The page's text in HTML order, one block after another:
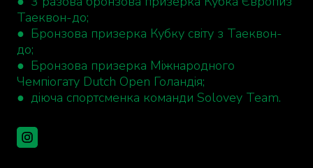
Таеквон-до;
● Бронзова призерка Кубку світу з Таеквон-
до;
● Бронзова призерка Міжнародного
Чемпіогату Dutch Open Голандія;
● діюча спортсменка команди Solovey Team.